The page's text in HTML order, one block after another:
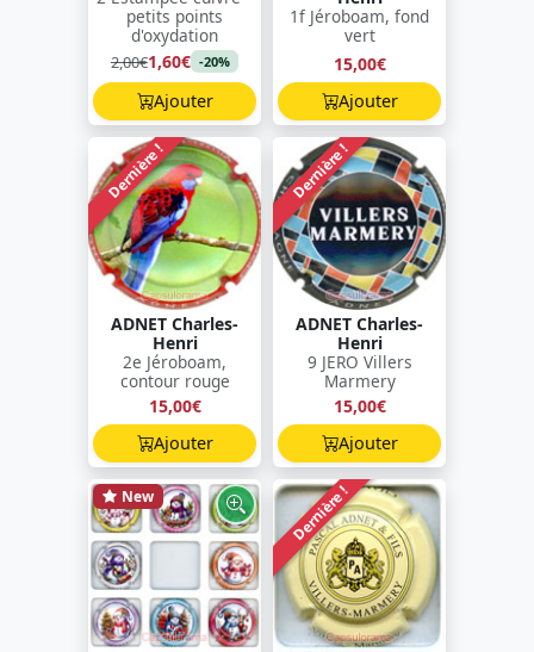
petits points
d'oxydation
2,00€1,60€ -20%
Ajouter
1f Jéroboam, fond
vert
15,00€
Ajouter
Dernière !
ADNET Charles-
Henri
2e Jéroboam,
contour rouge
15,00€
Ajouter
Dernière !
ADNET Charles-
Henri
9 JERO Villers
Marmery
15,00€
Ajouter
New Dernière !